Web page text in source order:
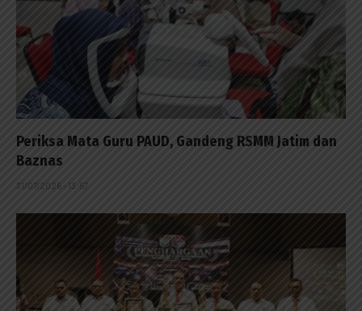
Periksa Mata Guru PAUD, Gandeng RSMM Jatim dan
Baznas
31/07/2026 - 13:57